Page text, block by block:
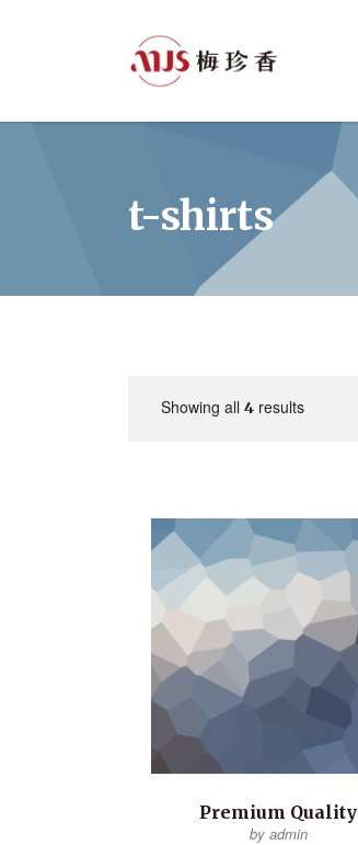
t-shirts
Showing all 4 results
Premium Quality
by admin